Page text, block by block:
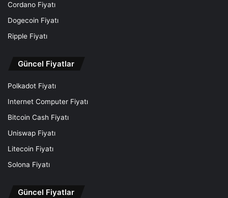
Cordano Fiyatı
Dogecoin Fiyatı
Ripple Fiyatı
Güncel Fiyatlar
Polkadot Fiyatı
Internet Computer Fiyatı
Bitcoin Cash Fiyatı
Uniswap Fiyatı
Litecoin Fiyatı
Solona Fiyatı
Güncel Fiyatlar